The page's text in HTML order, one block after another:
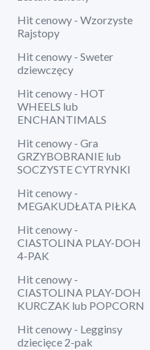
Hit cenowy - Wzorzyste
Rajstopy
Hit cenowy - Sweter
dziewczęcy
Hit cenowy - HOT
WHEELS lub
ENCHANTIMALS
Hit cenowy - Gra
GRZYBOBRANIE lub
SOCZYSTE CYTRYNKI
Hit cenowy -
MEGAKUDŁATA PIŁKA
Hit cenowy -
CIASTOLINA PLAY-DOH
4-PAK
Hit cenowy -
CIASTOLINA PLAY-DOH
KURCZAK lub POPCORN
Hit cenowy - Legginsy
dziecięce 2-pak